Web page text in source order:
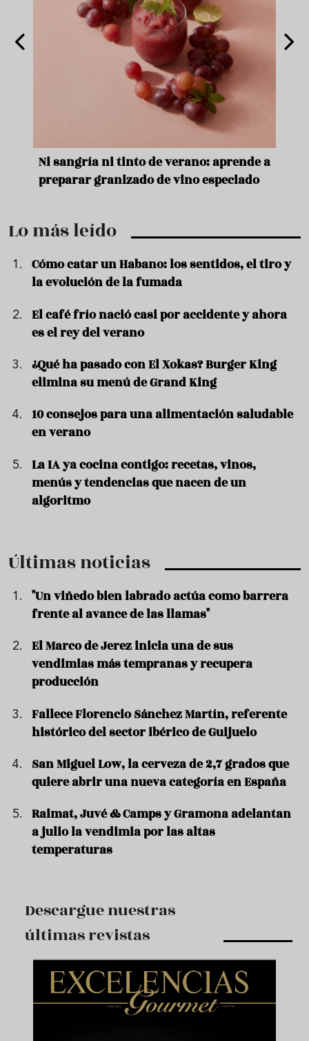
Ni sangría ni tinto de verano: aprende a
preparar granizado de vino especiado
Lo más leído
Cómo catar un Habano: los sentidos, el tiro y
la evolución de la fumada
El café frío nació casi por accidente y ahora
es el rey del verano
¿Qué ha pasado con El Xokas? Burger King
elimina su menú de Grand King
10 consejos para una alimentación saludable
en verano
La IA ya cocina contigo: recetas, vinos,
menús y tendencias que nacen de un
algoritmo
Últimas noticias
"Un viñedo bien labrado actúa como barrera
frente al avance de las llamas"
El Marco de Jerez inicia una de sus
vendimias más tempranas y recupera
producción
Fallece Florencio Sánchez Martín, referente
histórico del sector ibérico de Guijuelo
San Miguel Low, la cerveza de 2,7 grados que
quiere abrir una nueva categoría en España
Raimat, Juvé & Camps y Gramona adelantan
a julio la vendimia por las altas
temperaturas
Descargue nuestras
últimas revistas